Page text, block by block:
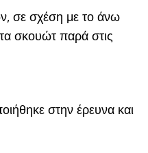
σε σχέση με το άνω
σκουώτ παρά στις
στην έρευνα και